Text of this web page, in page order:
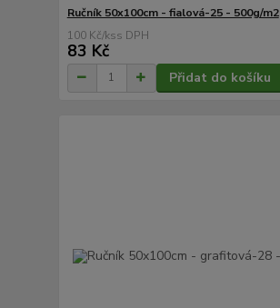
Ručník 50x100cm - fialová-25 - 500g/m2
100 Kč/ks
83 Kč
Přidat do košíku